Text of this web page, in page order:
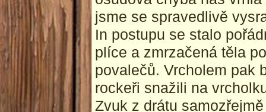
jsme se spravedlivě
In postupu se stalo
plíce a zmrzačená těla
povalečů. Vrcholem pak
rockeři snažili na
Zvuk z drátu